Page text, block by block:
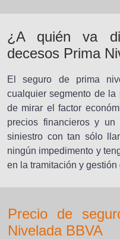
¿A quién va
decesos Prima
El seguro de prima
cualquier segmento de
de mirar el factor
precios financieros y
siniestro con tan sólo
ningún impedimento y
en la tramitación y gestión
Precio de
Nivelada BBVA